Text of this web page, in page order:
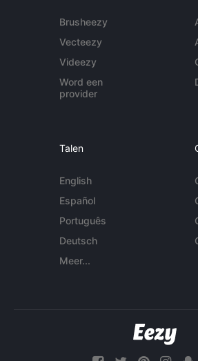
Brusheezy
Vecteezy
Videezy
Word een
provider
Talen
English
Español
Português
Deutsch
Meer...